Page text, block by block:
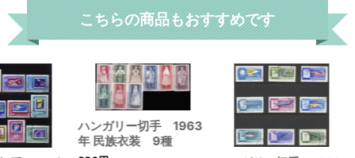
こちらの商品もおすすめです
ハンガリー切手 1963
年 民族衣装 9種